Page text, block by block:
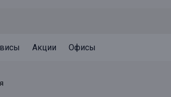
страхования вкладов
для клиентов
Акции
Офисы